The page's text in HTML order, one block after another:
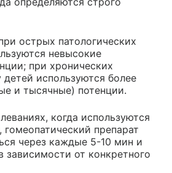
острых патологических
невысокие
при хронических
детей используются более
и тысячные) потенции.
когда используются
гомеопатический препарат
через каждые 5-10 мин и
зависимости от конкретного